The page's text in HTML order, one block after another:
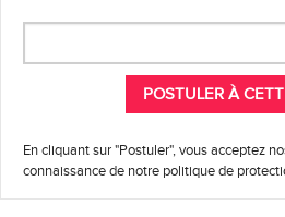
En cliquant sur "Postuler", vous acceptez
connaissance de notre politique de